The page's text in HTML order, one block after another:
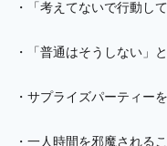
・ 「考えてないで行動し
・ 「普通はそうしない」
・ サプライズパーティー
・ 一人時間を邪魔される